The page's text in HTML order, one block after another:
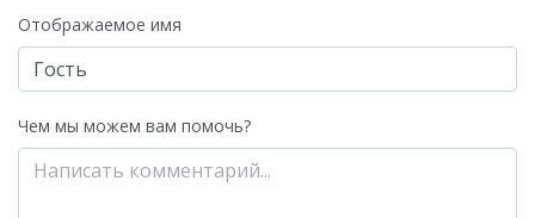
Отображаемое имя
Чем мы можем вам помочь?